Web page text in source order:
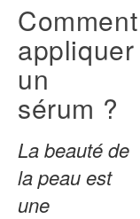
Comment
appliquer
un
sérum ?
La beauté de
la peau est
une